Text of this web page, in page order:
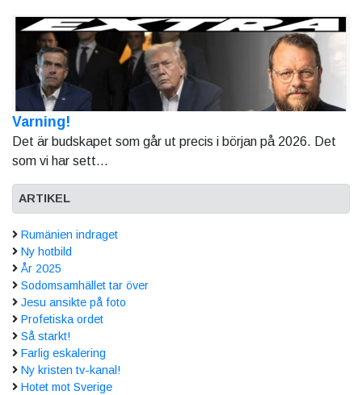
Varning!
Det är budskapet som går ut precis i början på 2026. Det
som vi har sett...
ARTIKEL
Rumänien indraget
Ny hotbild
År 2025
Sodomsamhället tar över
Jesu ansikte på foto
Profetiska ordet
Så starkt!
Farlig eskalering
Ny kristen tv-kanal!
Hotet mot Sverige